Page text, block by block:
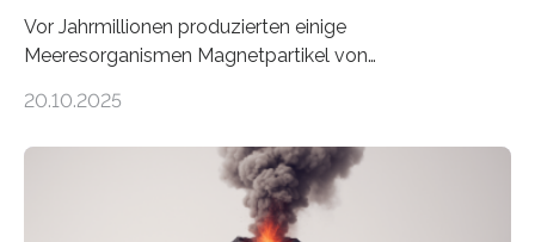
Vor Jahrmillionen produzierten einige
Meeresorganismen Magnetpartikel von
Sedimenten zu finden sind. Nun ist es einem
Domänen auf einem dieser „Riesenmagnetfossilien” mit
einer raffinierten Methode an der Diamond-
Röntgenquelle zu kartieren. Ihre Analyse zeigt, dass
20.10.2025